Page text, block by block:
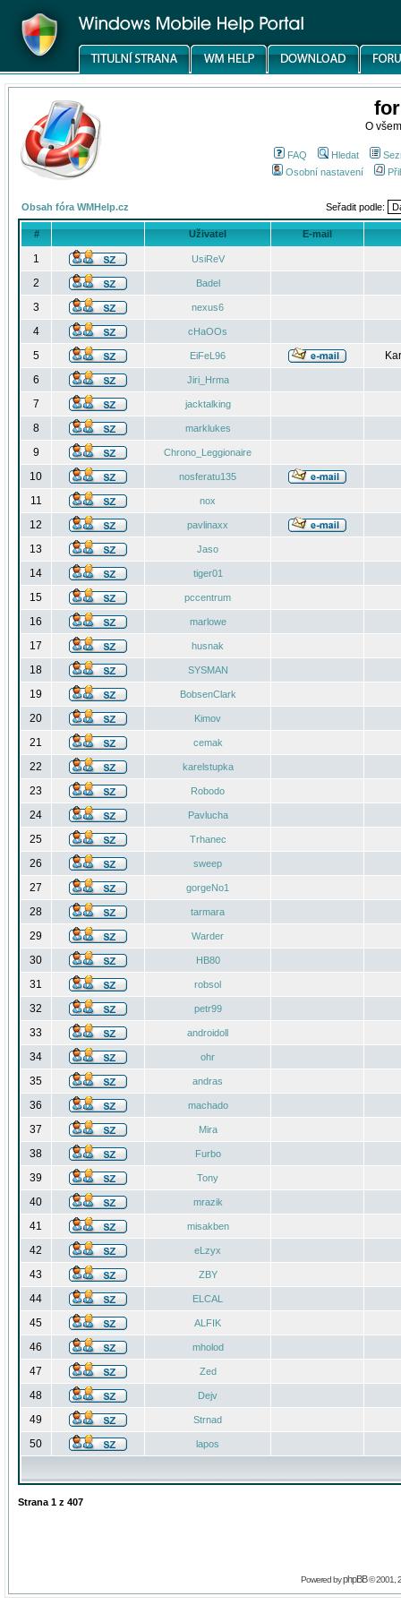
O
FAQ Hledat
Osobní nastavení
Obsah fóra WMHelp.cz Seřadit podle:
# Uživatel E-mail
1 UsiReV
2 Badel
3 nexus6
4 cHaOOs
5 EiFeL96
6
Jiri_Hrma
7 jacktalking
8 marklukes
9 Chrono_Leggionaire
10 nosferatu135
11 nox
12 pavlinaxx
13 Jaso
14 tiger01
15 pccentrum
16 marlowe
17 husnak
18 SYSMAN
19 BobsenClark
20 Kimov
21 cemak
22 karelstupka
23 Robodo
24 Pavlucha
25 Trhanec
26 sweep
27 gorgeNo1
28 tarmara
29 Warder
30 HB80
31 robsol
32 petr99
33 androidoll
34 ohr
35 andras
36 machado
37 Mira
38 Furbo
39 Tony
40 mrazik
41 misakben
42 eLzyx
43 ZBY
44 ELCAL
45 ALFIK
46 mholod
47 Zed
48 Dejv
49 Strnad
50 lapos
Strana 1 z 407
Powered byphpBB© 2001,